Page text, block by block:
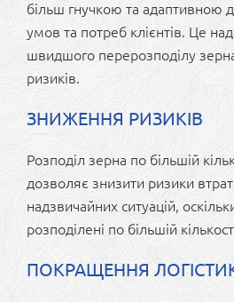
більш гнучкою та адаптивною
умов та потреб клієнтів. Це
швидшого перерозподілу
ризиків.
ЗНИЖЕННЯ РИЗИКІВ
Розподіл зерна по більшій
дозволяє знизити ризики
надзвичайних ситуацій,
розподілені по більшій
ПОКРАЩЕННЯ